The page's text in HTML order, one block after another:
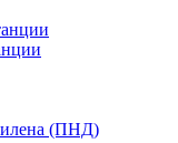
(ПНД)